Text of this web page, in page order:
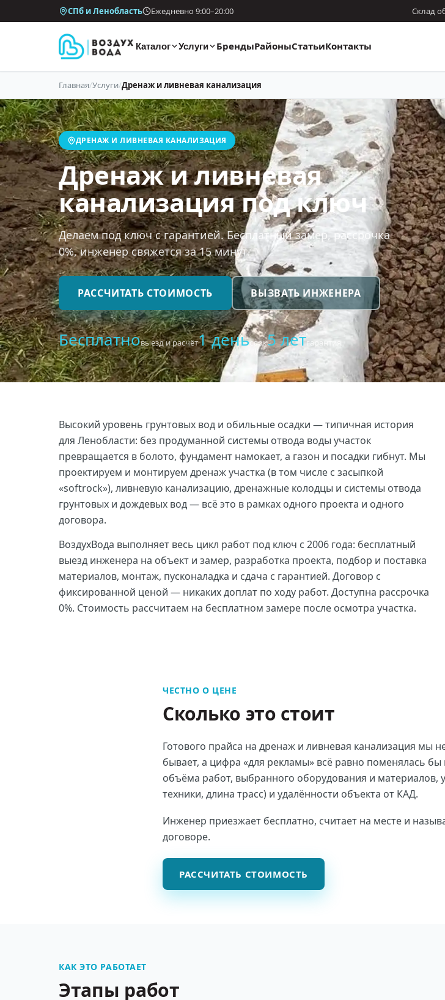
СПб и Ленобласть Ежедневно 9:00–20:00 Склад
Каталог Услуги БрендыРайоныСтатьиКонтакты
Главная/Услуги/Дренаж и ливневая канализация
ДРЕНАЖ И ЛИВНЕВАЯ КАНАЛИЗАЦИЯ
Дренаж и ливневая
канализация под ключ
Делаем под ключ с гарантией. Бесплатный замер, рассрочка
0%, инженер свяжется за 15 минут.
РАССЧИТАТЬ СТОИМОСТЬ ВЫЗВАТЬ ИНЖЕНЕРА
Бесплатновыезд и расчёт1 деньсрок5 летгарантия
Высокий уровень грунтовых вод и обильные осадки — типичная история
для Ленобласти: без продуманной системы отвода воды участок
превращается в болото, фундамент намокает, а газон и посадки гибнут. Мы
проектируем и монтируем дренаж участка (в том числе с засыпкой
«softrock»), ливневую канализацию, дренажные колодцы и системы отвода
грунтовых и дождевых вод — всё это в рамках одного проекта и одного
договора.
ВоздухВода выполняет весь цикл работ под ключ с 2006 года: бесплатный
выезд инженера на объект и замер, разработка проекта, подбор и поставка
материалов, монтаж, пусконаладка и сдача с гарантией. Договор с
фиксированной ценой — никаких доплат по ходу работ. Доступна рассрочка
0%. Стоимость рассчитаем на бесплатном замере после осмотра участка.
ЧЕСТНО О ЦЕНЕ
Сколько это стоит
Готового прайса на дренаж и ливневая канализация мы
бывает, а цифра «для рекламы» всё равно поменялась бы
объёма работ, выбранного оборудования и материалов,
техники, длина трасс) и удалённости объекта от КАД.
Инженер приезжает бесплатно, считает на месте и
договоре.
РАССЧИТАТЬ СТОИМОСТЬ
КАК ЭТО РАБОТАЕТ
Этапы работ